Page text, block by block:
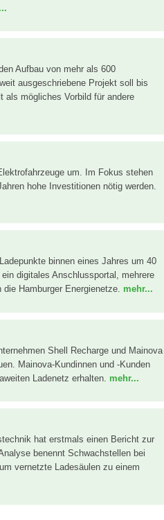
Aufbau von mehr als 600
ausgeschriebene Projekt soll bis
als mögliches Vorbild für andere
um. Im Fokus stehen
hohe Investitionen nötig werden.
binnen eines Jahres um 40
digitales Anschlussportal, mehrere
Hamburger Energienetze. mehr...
Shell Recharge und Mainova
Mainova-Kundinnen und -Kunden
Ladenetz erhalten. mehr...
hat erstmals einen Bericht zur
benennt Schwachstellen bei
vernetzte Ladesäulen zu einem